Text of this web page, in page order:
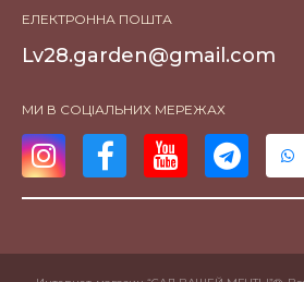
ЕЛЕКТРОННА ПОШТА
Lv28.garden@gmail.com
МИ В СОЦІАЛЬНИХ МЕРЕЖАХ